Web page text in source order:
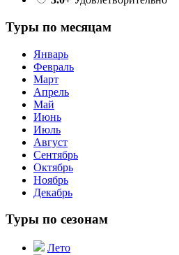
Туры по месяцам
Январь
Февраль
Март
Апрель
Май
Июнь
Июль
Август
Сентябрь
Октябрь
Ноябрь
Декабрь
Туры по сезонам
Лето